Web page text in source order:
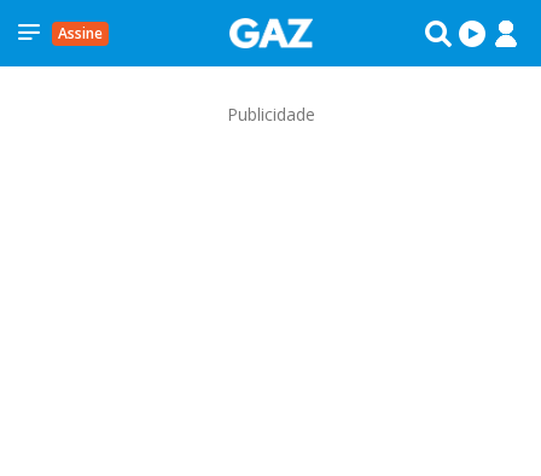
Assine
Publicidade